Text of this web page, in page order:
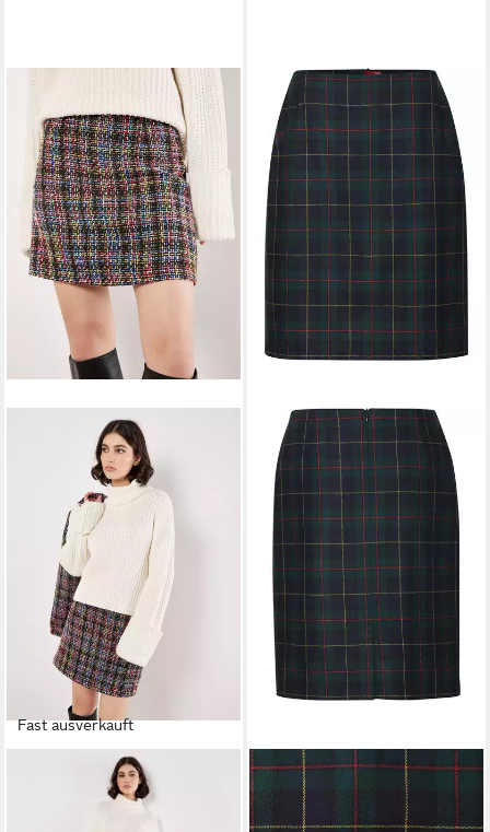
Fast ausverkauft
Minirock Tweed Rock
BRIGITTE VON SCHÖNFELS
Midirock Karo-Rock
189,99 €